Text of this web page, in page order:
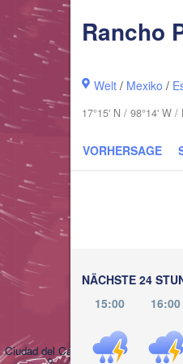
Rancho
Welt / Mexiko /
17°15' N / 98°14' W
VORHERSAGE
NÄCHSTE 24
15:00
16:00
Campeche
Ciudad del Carmen T